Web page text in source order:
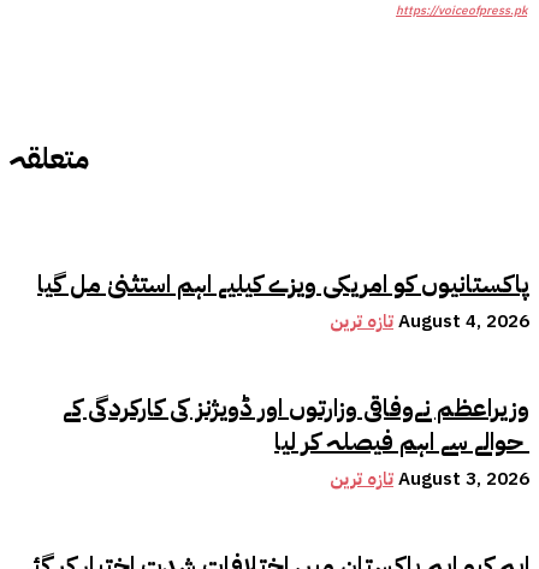
متعلقہ
پاکستانیوں کو امریکی ویزے کیلیے اہم استثنیٰ مل گیا
تازہ ترینAugust 4, 2026
وزیراعظم نےوفاقی وزارتوں اور ڈویژنز کی کارکردگی کے
حوالے سے اہم فیصلہ کر لیا
تازہ ترینAugust 3, 2026
https://voiceofpress.pk